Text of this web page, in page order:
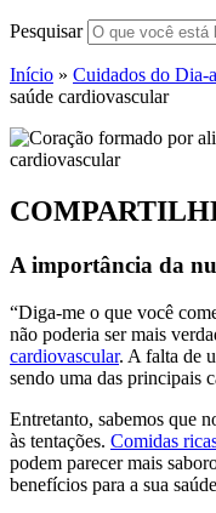
Pesquisar
Início » Cuidados do Dia-
saúde cardiovascular
A importância da
“Diga-me o que você
não poderia ser mais
cardiovascular. A falta de
sendo uma das principais
Entretanto, sabemos que
às tentações. Comidas
podem parecer mais
benefícios para a sua